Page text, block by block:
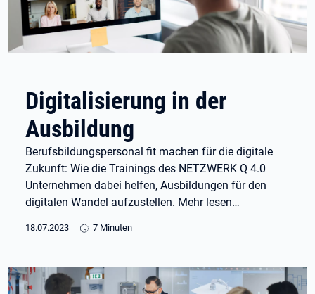
Digitalisierung in der
Ausbildung
Berufsbildungspersonal fit machen für die digitale
Zukunft: Wie die Trainings des NETZWERK Q 4.0
Unternehmen dabei helfen, Ausbildungen für den
digitalen Wandel aufzustellen. Mehr lesen…
18.07.2023 7 Minuten